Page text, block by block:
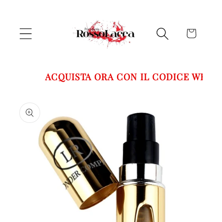
Carrello
ACQUISTA ORA CON IL CODICE
Passa alle
informazioni
sul prodotto